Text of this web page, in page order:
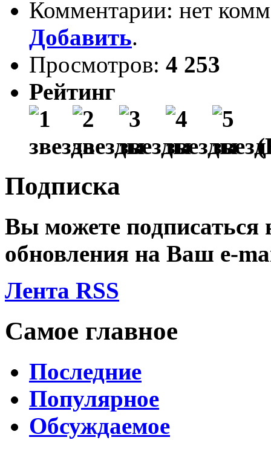
Комментарии: нет
Добавить.
Просмотров: 4 253
Рейтинг
Подписка
Вы можете подписаться
обновления на Ваш e-
Лента RSS
Самое главное
Последние
Популярное
Обсуждаемое